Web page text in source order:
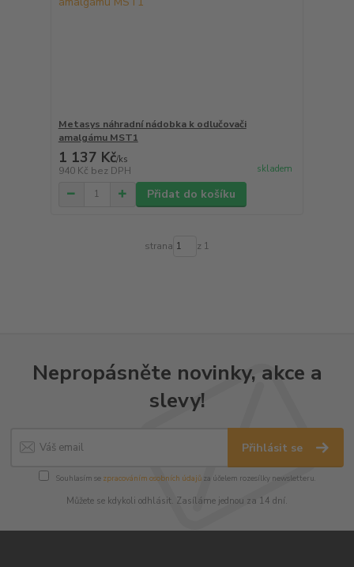
Metasys náhradní nádobka k odlučovači
amalgámu MST1
1 137 Kč/ks
940 Kč bez DPH skladem
Přidat do košíku
strana z 1
Nepropásněte novinky, akce a
slevy!
Přihlásit se
Souhlasím se zpracováním osobních údajůza účelem rozesílky newsletteru.
Můžete se kdykoli odhlásit. Zasíláme jednou za 14 dní.